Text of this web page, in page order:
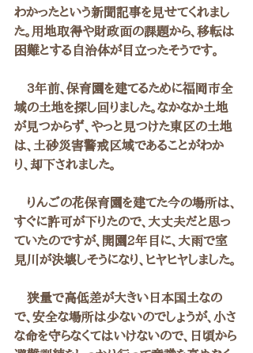
わかったという新聞記事を見せてくれまし
た。用地取得や財政面の課題から、移転は
困難とする自治体が目立ったそうです。
3年前、保育園を建てるために福岡市全
域の土地を探し回りました。なかなか土地
が見つからず、やっと見つけた東区の土地
は、土砂災害警戒区域であることがわか
り、却下されました。
りんごの花保育園を建てた今の場所は、
すぐに許可が下りたので、大丈夫だと思っ
ていたのですが、開園2年目に、大雨で室
見川が決壊しそうになり、ヒヤヒヤしました。
狭量で高低差が大きい日本国土なの
で、安全な場所は少ないのでしょうが、小さ
な命を守らなくてはいけないので、日頃から